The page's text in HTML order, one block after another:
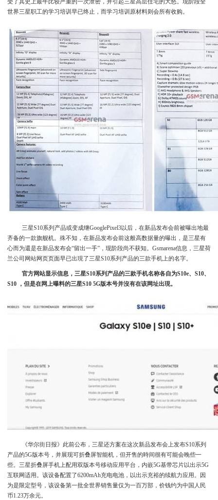
受了其史上最牛比较严重的一次泄密，并引起三星高层住宅的大怒。现阶段全
世界三星职工的学习培训早已终止，而学习培训原材料则会所有收购。
三星S10系列产品或变成继GooglePixel3以后，在新品发布会前被曝出地最
齐备的一款旗舰机。殊不知，在新品发布会前这般高数据量的曝出，是三星有
心而为還是在新品发布会“留出一手”，现阶段尚不获知。Gsmarena信息，三星荷
兰公司网站网页页面早已出現了三星S10系列产品的三款手机上的名字。
官方网站显示信息，三星S10系列产品的三款手机名称各自为S10e、S10、
S10 ，但是在网上曝料的三星S10 5G版本号并沒有在该网址出現。
《华尔街日报》此前公布，三星还方案在这次新品发布会上发布S10系列
产品的5G版本号，并展现可折叠屏智能机，但开售的時间很有可能会晚些一
些。三星折叠屏手机上配用双版本号移动应用平台，内嵌5G基带芯片以出示5G
互联网适用。该设备配置了6200mAh充电电池，以出示充裕的续航力应用。因
为是限定型号，该设备第一批全世界销售量仅为一百万部，价钱约为中国人民
币1.23万余元。